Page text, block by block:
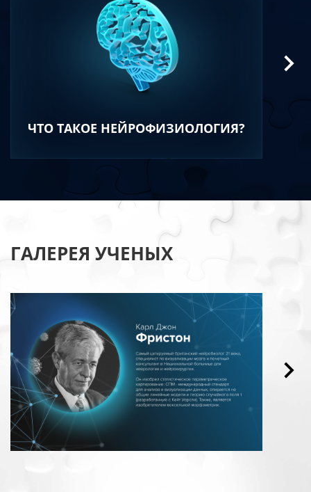
ЧТО ТАКОЕ НЕЙРОФИЗИОЛОГИЯ?
ГАЛЕРЕЯ УЧЕНЫХ